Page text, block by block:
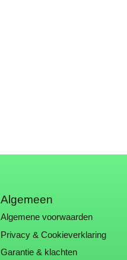
Algemeen
Algemene voorwaarden
Privacy & Cookieverklaring
Garantie & klachten